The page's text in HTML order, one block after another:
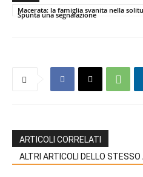
Macerata: la famiglia svanita nella
Spunta una segnalazione
ARTICOLI CORRELATI
ALTRI ARTICOLI DELLO STESSO